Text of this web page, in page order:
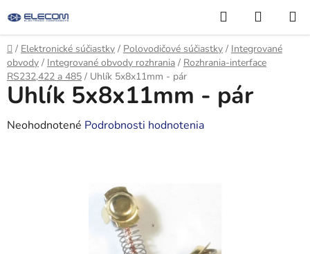
na
obsah
Hľadať
KOŠÍK
Domov
/ Elektronické súčiastky / Polovodičové súčiastky / Integrované
obvody / Integrované obvody rozhrania / Rozhrania-interface
RS232,422 a 485 / Uhlík 5x8x11mm - pár
Uhlík 5x8x11mm - pár
Priemerné
Neohodnotené Podrobnosti hodnotenia